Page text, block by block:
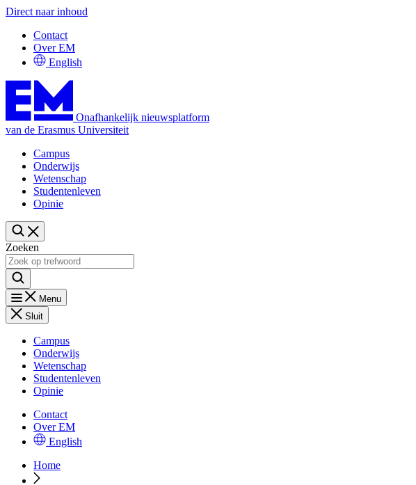
Direct naar inhoud
Contact
Over EM
English
Onafhankelijk nieuwsplatform
van de Erasmus Universiteit
Campus
Onderwijs
Wetenschap
Studentenleven
Opinie
Zoeken
Menu
Sluit
Campus
Onderwijs
Wetenschap
Studentenleven
Opinie
Contact
Over EM
English
Home